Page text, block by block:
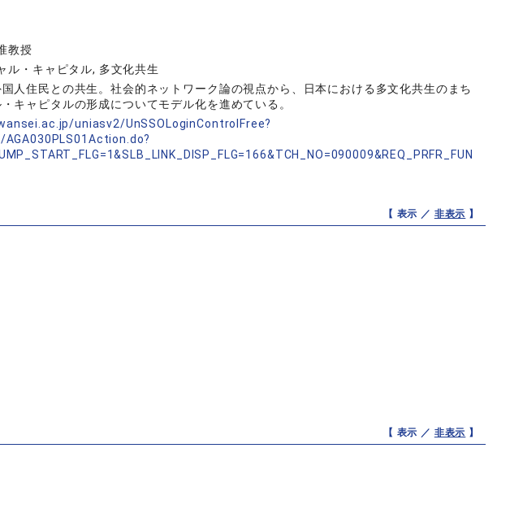
教授
ル・キャピタル, 多文化共生
人住民との共生。社会的ネットワーク論の視点から、日本における多文化共生のまち
キャピタルの形成についてモデル化を進めている。
uniasv2/UnSSOLoginControlFree?
AGA030PLS01Action.do?
【 表示 ／ 非表示 】
【 表示 ／ 非表示 】